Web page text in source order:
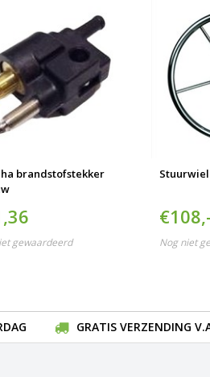
brandstofstekker
gewaardeerd Nog niet
GRATIS VERZENDING